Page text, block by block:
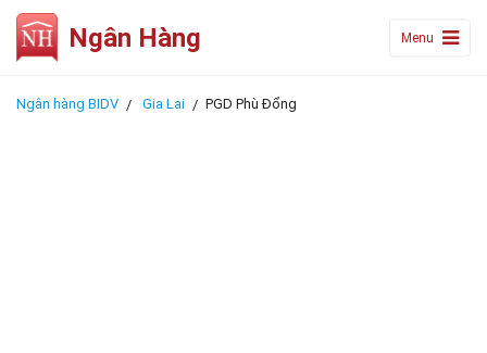
Ngân Hàng Menu
Ngân hàng BIDV Gia Lai PGD Phù Đổng